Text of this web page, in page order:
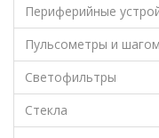
Периферийные
Пульсометры и
Светофильтры
Стекла